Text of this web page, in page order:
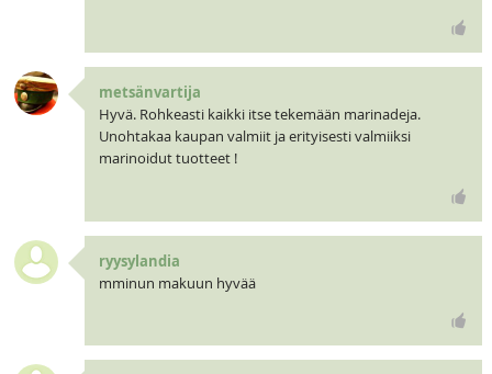
metsänvartija
Hyvä. Rohkeasti kaikki itse tekemään marinadeja.
Unohtakaa kaupan valmiit ja erityisesti valmiiksi
marinoidut tuotteet !
ryysylandia
mminun makuun hyvää